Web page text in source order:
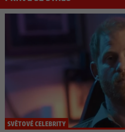
SVĚTOVÉ CELEBRITY